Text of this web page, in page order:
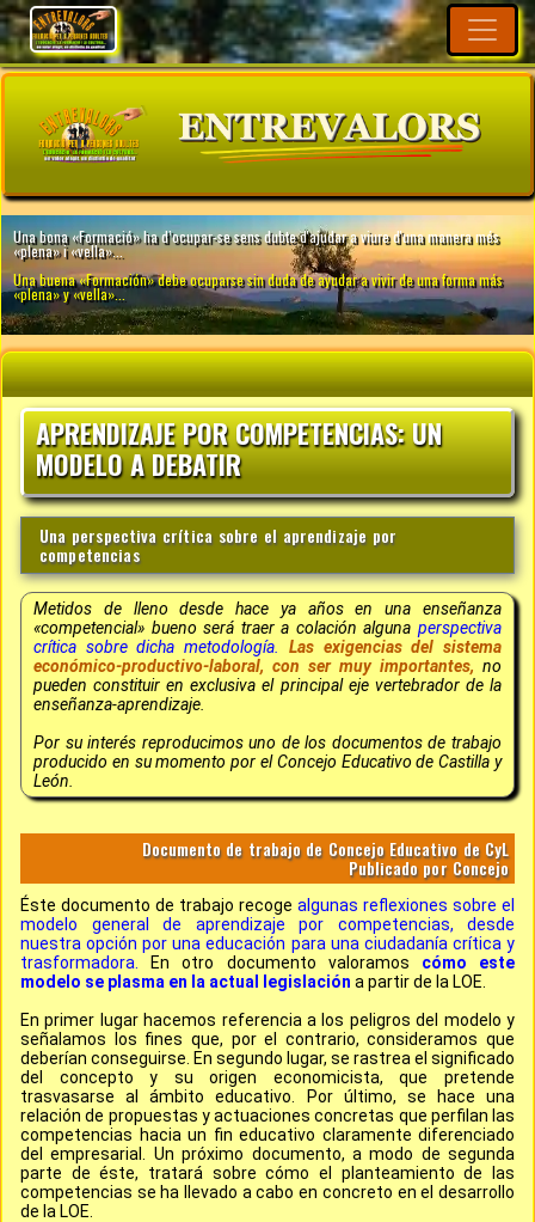
APRENDIZAJE POR COMPETENCIAS: UN
MODELO A DEBATIR
Una perspectiva crítica sobre el aprendizaje por
competencias
Metidos de lleno desde hace ya años en una enseñanza
«competencial» bueno será traer a colación alguna perspectiva
crítica sobre dicha metodología.
Las exigencias del sistema
económico-productivo-laboral, con ser muy importantes, no
pueden constituir en exclusiva el principal eje vertebrador de la
enseñanza-aprendizaje.
Por su interés reproducimos uno de los documentos de trabajo
producido en su momento por el Concejo Educativo de Castilla y
León.
Documento de trabajo de Concejo Educativo de CyL
Publicado por Concejo
Éste documento de trabajo recoge algunas reflexiones sobre el
modelo general de aprendizaje por competencias, desde
nuestra opción por una educación para una ciudadanía crítica y
trasformadora.
En otro documento valoramos cómo este
modelo se plasma en la actual legislación a partir de la LOE.
En primer lugar hacemos referencia a los peligros del modelo y
señalamos los fines que, por el contrario, consideramos que
deberían conseguirse. En segundo lugar, se rastrea el significado
del conceptoy su origen economicista, que pretende
trasvasarse al ámbito educativo. Por último, se hace una
relación de propuestas y actuaciones concretas que perfilan las
competencias hacia un fin educativo claramente diferenciado
del empresarial. Un próximo documento, a modo de segunda
parte de éste, tratará sobre cómo el planteamiento de las
competencias se ha llevado a cabo en concreto en el desarrollo
de la LOE.